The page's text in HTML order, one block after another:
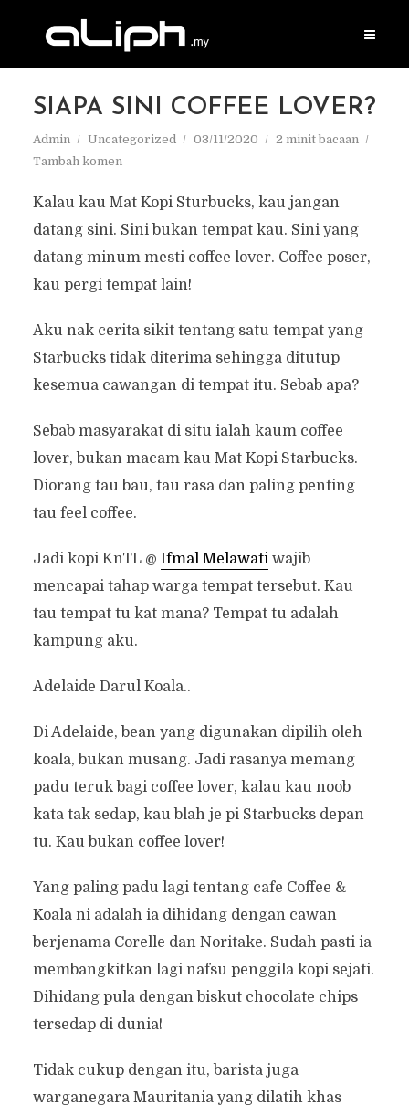
SIAPA SINI COFFEE LOVER?
Admin Uncategorized 03/11/2020
2 minit bacaan
Tambah komen
Kalau kau Mat Kopi Sturbucks, kau jangan
datang sini. Sini bukan tempat kau. Sini yang
datang minum mesti coffee lover. Coffee poser,
kau pergi tempat lain!
Aku nak cerita sikit tentang satu tempat yang
Starbucks tidak diterima sehingga ditutup
kesemua cawangan di tempat itu. Sebab apa?
Sebab masyarakat di situ ialah kaum coffee
lover, bukan macam kau Mat Kopi Starbucks.
Diorang tau bau, tau rasa dan paling penting
tau feel coffee.
Jadi kopi KnTL @ Ifmal Melawatiwajib
mencapai tahap warga tempat tersebut. Kau
tau tempat tu kat mana? Tempat tu adalah
kampung aku.
Adelaide Darul Koala..
Di Adelaide, bean yang digunakan dipilih oleh
koala, bukan musang. Jadi rasanya memang
padu teruk bagi coffee lover, kalau kau noob
kata tak sedap, kau blah je pi Starbucks depan
tu. Kau bukan coffee lover!
Yang paling padu lagi tentang cafe Coffee &
Koala ni adalah ia dihidang dengan cawan
berjenama Corelle dan Noritake. Sudah pasti ia
membangkitkan lagi nafsu penggila kopi sejati.
Dihidang pula dengan biskut chocolate chips
tersedap di dunia!
Tidak cukup dengan itu, barista juga
warganegara Mauritania yang dilatih khas